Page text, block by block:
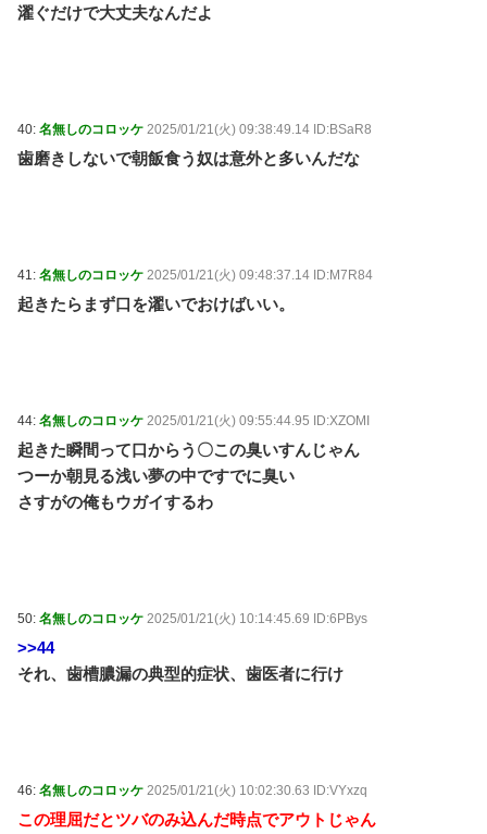
濯ぐだけで大丈夫なんだよ
40: 名無しのコロッケ 2025/01/21(火) 09:38:49.14 ID:BSaR8
歯磨きしないで朝飯食う奴は意外と多いんだな
41: 名無しのコロッケ 2025/01/21(火) 09:48:37.14 ID:M7R84
起きたらまず口を濯いでおけばいい。
44: 名無しのコロッケ 2025/01/21(火) 09:55:44.95 ID:XZOMI
起きた瞬間って口からう〇この臭いすんじゃん
つーか朝見る浅い夢の中ですでに臭い
さすがの俺もウガイするわ
50: 名無しのコロッケ 2025/01/21(火) 10:14:45.69 ID:6PBys
>>44
それ、歯槽膿漏の典型的症状、歯医者に行け
46: 名無しのコロッケ 2025/01/21(火) 10:02:30.63 ID:VYxzq
この理屈だとツバのみ込んだ時点でアウトじゃん